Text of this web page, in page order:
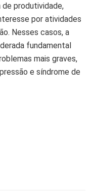
produtividade,
por atividades
Nesses casos, a
fundamental
mais graves,
e síndrome de